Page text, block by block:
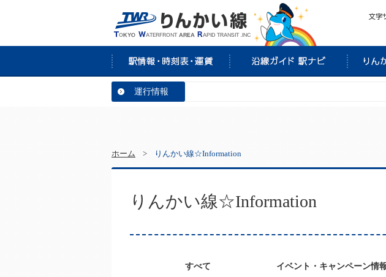
運行情報
ホーム > りんかい線☆Information
りんかい線☆Information
すべて イベント・キャンペーン情